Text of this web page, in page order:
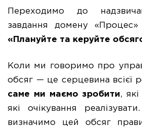
Переходимо до
завдання домену
« Плануйте та керуйте
Коли ми говоримо про
обсяг — це серцевина всієї
саме ми маємо зробити,
які очікування
визначимо цей обсяг